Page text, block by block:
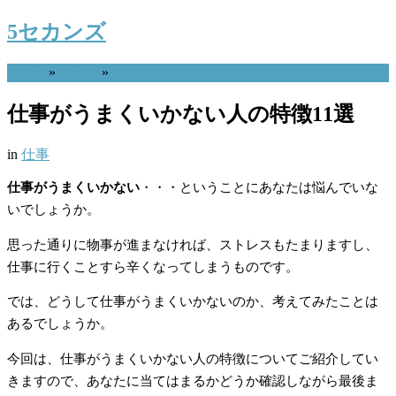
5セカンズ
» »
仕事がうまくいかない人の特徴11選
in 仕事
仕事がうまくいかない ・・・ということにあなたは悩んでいな
いでしょうか。
思った通りに物事が進まなければ、ストレスもたまりますし、
仕事に行くことすら辛くなってしまうものです。
では、どうして仕事がうまくいかないのか、考えてみたことは
あるでしょうか。
今回は、仕事がうまくいかない人の特徴についてご紹介してい
きますので、あなたに当てはまるかどうか確認しながら最後ま